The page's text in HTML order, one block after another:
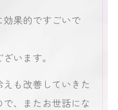
果的ですごいで
います。
も改善していきた
、またお世話にな